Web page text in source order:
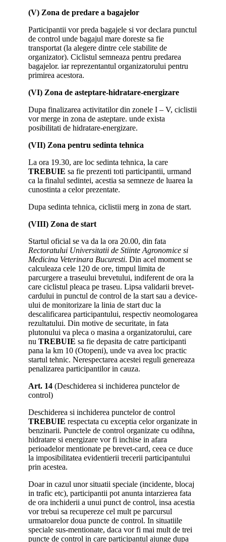
(V) Zona de predare a bagajelor
Participantii vor preda bagajele si vor declara punctul
de control unde bagajul mare doreste sa fie
transportat (la alegere dintre cele stabilite de
organizator). Ciclistul semneaza pentru predarea
bagajelor. iar reprezentantul organizatorului pentru
primirea acestora.
(VI) Zona de asteptare-hidratare-energizare
Dupa finalizarea activitatilor din zonele I – V, ciclistii
vor merge in zona de asteptare. unde exista
posibilitati de hidratare-energizare.
(VII) Zona pentru sedinta tehnica
La ora 19.30, are loc sedinta tehnica, la care
TREBUIE sa fie prezenti toti participantii, urmand
ca la finalul sedintei, acestia sa semneze de luarea la
cunostinta a celor prezentate.
Dupa sedinta tehnica, ciclistii merg in zona de start.
(VIII) Zona de start
Startul oficial se va da la ora 20.00, din fata
Rectoratului Universitatii de Stiinte Agronomice si
Medicina Veterinara Bucuresti. Din acel moment se
calculeaza cele 120 de ore, timpul limita de
parcurgere a traseului brevetului, indiferent de ora la
care ciclistul pleaca pe traseu. Lipsa validarii brevet-
cardului in punctul de control de la start sau a device-
ului de monitorizare la linia de start duc la
descalificarea participantului, respectiv neomologarea
rezultatului. Din motive de securitate, in fata
plutonului va pleca o masina a organizatorului, care
nu TREBUIE sa fie depasita de catre participanti
pana la km 10 (Otopeni), unde va avea loc practic
startul tehnic. Nerespectarea acestei reguli genereaza
penalizarea participantilor in cauza.
Art. 14 (Deschiderea si inchiderea punctelor de
control)
Deschiderea si inchiderea punctelor de control
TREBUIE respectata cu exceptia celor organizate in
benzinarii. Punctele de control organizate cu odihna,
hidratare si energizare vor fi inchise in afara
perioadelor mentionate pe brevet-card, ceea ce duce
la imposibilitatea evidentierii trecerii participantului
prin acestea.
Doar in cazul unor situatii speciale (incidente, blocaj
in trafic etc), participantii pot anunta intarzierea fata
de ora inchiderii a unui punct de control, insa acestia
vor trebui sa recupereze cel mult pe parcursul
urmatoarelor doua puncte de control. In situatiile
speciale sus-mentionate, daca vor fi mai mult de trei
puncte de control in care participantul ajunge dupa